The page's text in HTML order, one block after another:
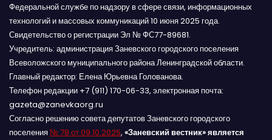
Федеральной службе по надзору в сфере связи, информационных
технологий и массовых коммуникаций 10 июня 2025 года.
Свидетельство о регистрации Эл № ФС77-89681.
Учредитель: администрация Заневского городского поселения
Всеволожского муниципального района Ленинградской области.
Главный редактор: Елена Юрьевна Голованова.
Телефон редакции +7 (911) 170-06-33, электронная почта:
gazeta@zanevkaorg.ru
Согласно решению совета депутатов Заневского городского
поселения № 78 от 09.10.2025, «Заневский вестник» является